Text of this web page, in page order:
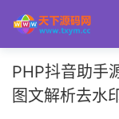
PHP抖音助手
图文解析去水